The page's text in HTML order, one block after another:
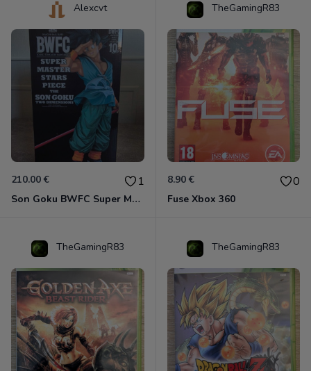
Alexcvt
210.00 € 1
Son Goku BWFC Super Master Stars
TheGamingR83
8.90 € 0
Fuse Xbox 360
TheGamingR83 TheGamingR83